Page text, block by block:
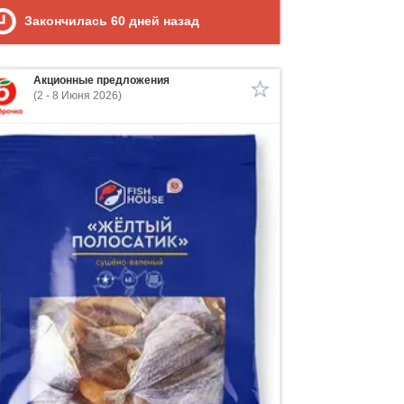
Закончилась 60 дней назад
Акционные предложения
(2 - 8 Июня 2026)